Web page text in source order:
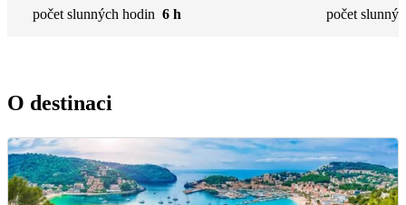
počet slunných hodin 6 h
počet
O destinaci